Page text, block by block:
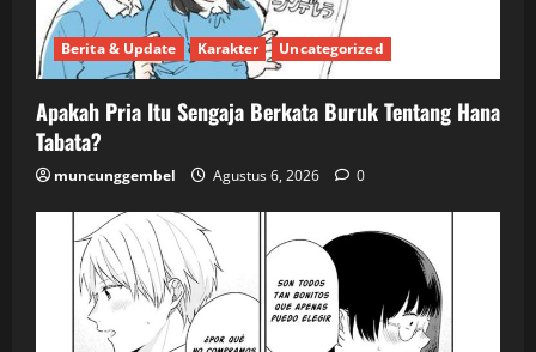
Berita & Update Karakter Uncategorized
Apakah Pria Itu Sengaja Berkata Buruk Tentang Hana
Tabata?
muncunggembel Agustus 6, 2026 0